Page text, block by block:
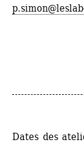
Dates des